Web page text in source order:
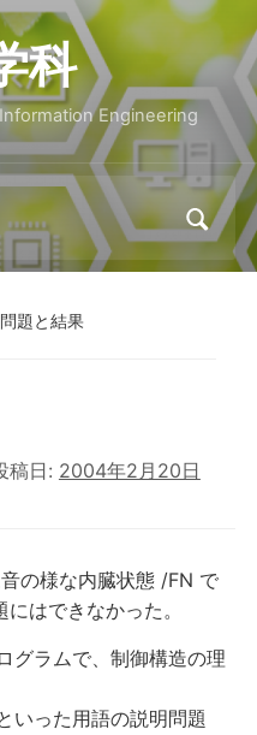
科
Engineering
題と結果
稿日: 2004年2月20日
の様な内臓状態 /FN で
はできなかった。
グラムで、制御構造の理
いった用語の説明問題